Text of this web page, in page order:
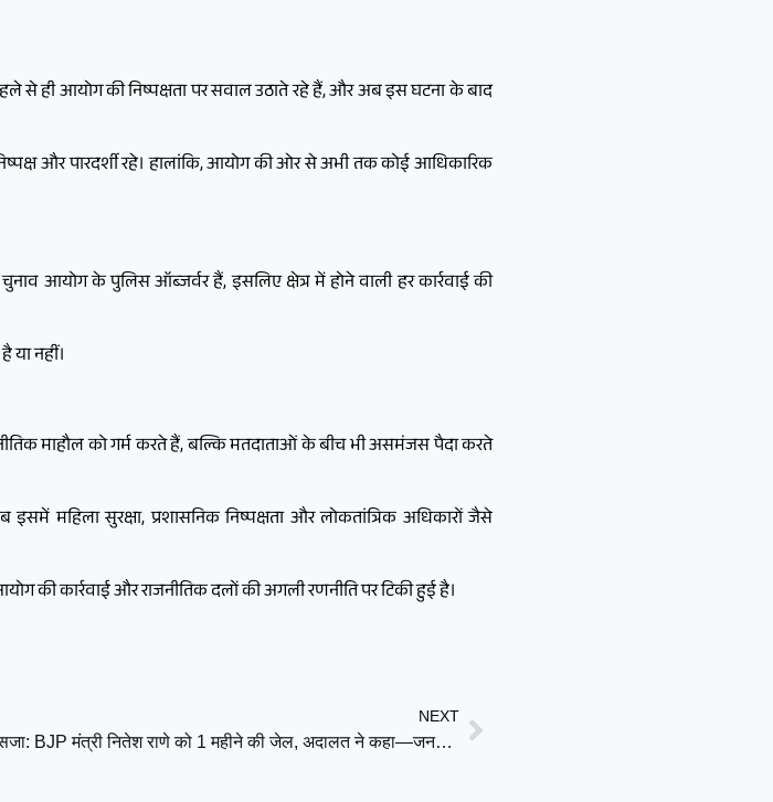
से ही आयोग की निष्पक्षता पर सवाल उठाते रहे हैं, और अब इस घटना के बाद
और पारदर्शी रहे। हालांकि, आयोग की ओर से अभी तक कोई आधिकारिक
आयोग के पुलिस ऑब्जर्वर हैं, इसलिए क्षेत्र में होने वाली हर कार्रवाई की
नहीं।
माहौल को गर्म करते हैं, बल्कि मतदाताओं के बीच भी असमंजस पैदा करते
महिला सुरक्षा, प्रशासनिक निष्पक्षता और लोकतांत्रिक अधिकारों जैसे
की कार्रवाई और राजनीतिक दलों की अगली रणनीति पर टिकी हुई है।
NEXT
‘कीचड़ कांड’ में सजा: BJP मंत्री नितेश राणे को 1 महीने की जेल, अदालत ने कहा—जनप्रतिनिधि कानून से ऊपर नहीं